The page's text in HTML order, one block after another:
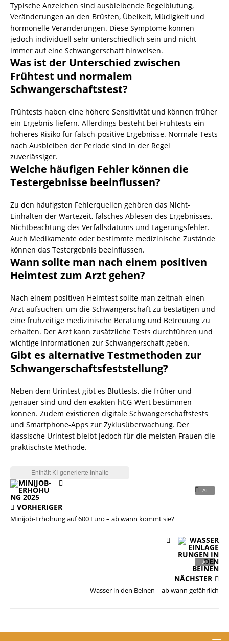
Typische Anzeichen sind ausbleibende Regelblutung,
Veränderungen an den Brüsten, Übelkeit, Müdigkeit und
hormonelle Veränderungen. Diese Symptome können
jedoch individuell sehr unterschiedlich sein und nicht
immer auf eine Schwangerschaft hinweisen.
Was ist der Unterschied zwischen
Frühtest und normalem
Schwangerschaftstest?
Frühtests haben eine höhere Sensitivität und können früher
ein Ergebnis liefern. Allerdings besteht bei Frühtests ein
höheres Risiko für falsch-positive Ergebnisse. Normale Tests
nach Ausbleiben der Periode sind in der Regel
zuverlässiger.
Welche häufigen Fehler können die
Testergebnisse beeinflussen?
Zu den häufigsten Fehlerquellen gehören das Nicht-
Einhalten der Wartezeit, falsches Ablesen des Ergebnisses,
Nichtbeachtung des Verfallsdatums und Lagerungsfehler.
Auch Medikamente oder bestimmte medizinische Zustände
können das Testergebnis beeinflussen.
Wann sollte man nach einem positiven
Heimtest zum Arzt gehen?
Nach einem positiven Heimtest sollte man zeitnah einen
Arzt aufsuchen, um die Schwangerschaft zu bestätigen und
eine frühzeitige medizinische Beratung und Betreuung zu
erhalten. Der Arzt kann zusätzliche Tests durchführen und
wichtige Informationen zur Schwangerschaft geben.
Gibt es alternative Testmethoden zur
Schwangerschaftsfeststellung?
Neben dem Urintest gibt es Bluttests, die früher und
genauer sind und den exakten hCG-Wert bestimmen
können. Zudem existieren digitale Schwangerschaftstests
und Smartphone-Apps zur Zyklusüberwachung. Der
klassische Urintest bleibt jedoch für die meisten Frauen die
praktischste Methode.
VORHERIGER
Minijob-Erhöhung auf 600 Euro – ab wann kommt sie?
NÄCHSTER
Wasser in den Beinen – ab wann gefährlich